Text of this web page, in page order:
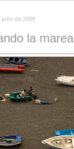
julio de 2009
la marea